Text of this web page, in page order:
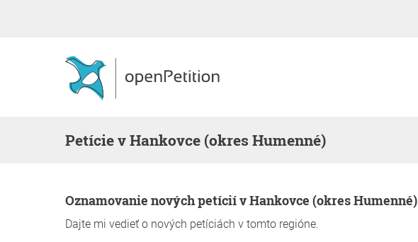
Petície v Hankovce (okres Humenné)
Oznamovanie nových petícií v Hankovce (okres Humenné)
Dajte mi vedieť o nových petíciách v tomto regióne.